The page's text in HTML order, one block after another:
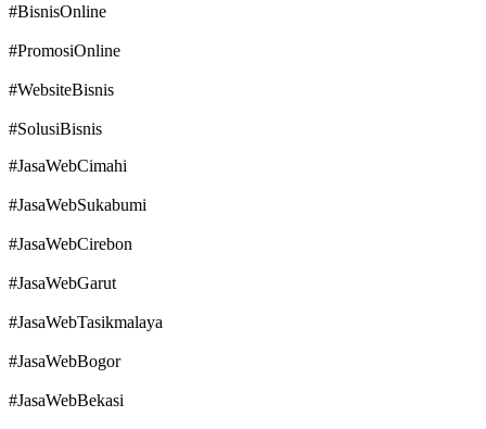
#BisnisOnline
#PromosiOnline
#WebsiteBisnis
#SolusiBisnis
#JasaWebCimahi
#JasaWebSukabumi
#JasaWebCirebon
#JasaWebGarut
#JasaWebTasikmalaya
#JasaWebBogor
#JasaWebBekasi